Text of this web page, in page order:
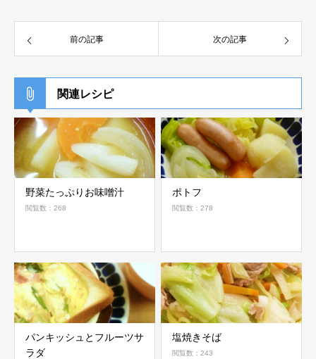
前の記事 次の記事
関連レシピ
野菜たっぷりお味噌汁
閲覧数：268
ポトフ
閲覧数：278
パンキッシュとフルーツサ
ラダ
塩焼きそば
閲覧数：243